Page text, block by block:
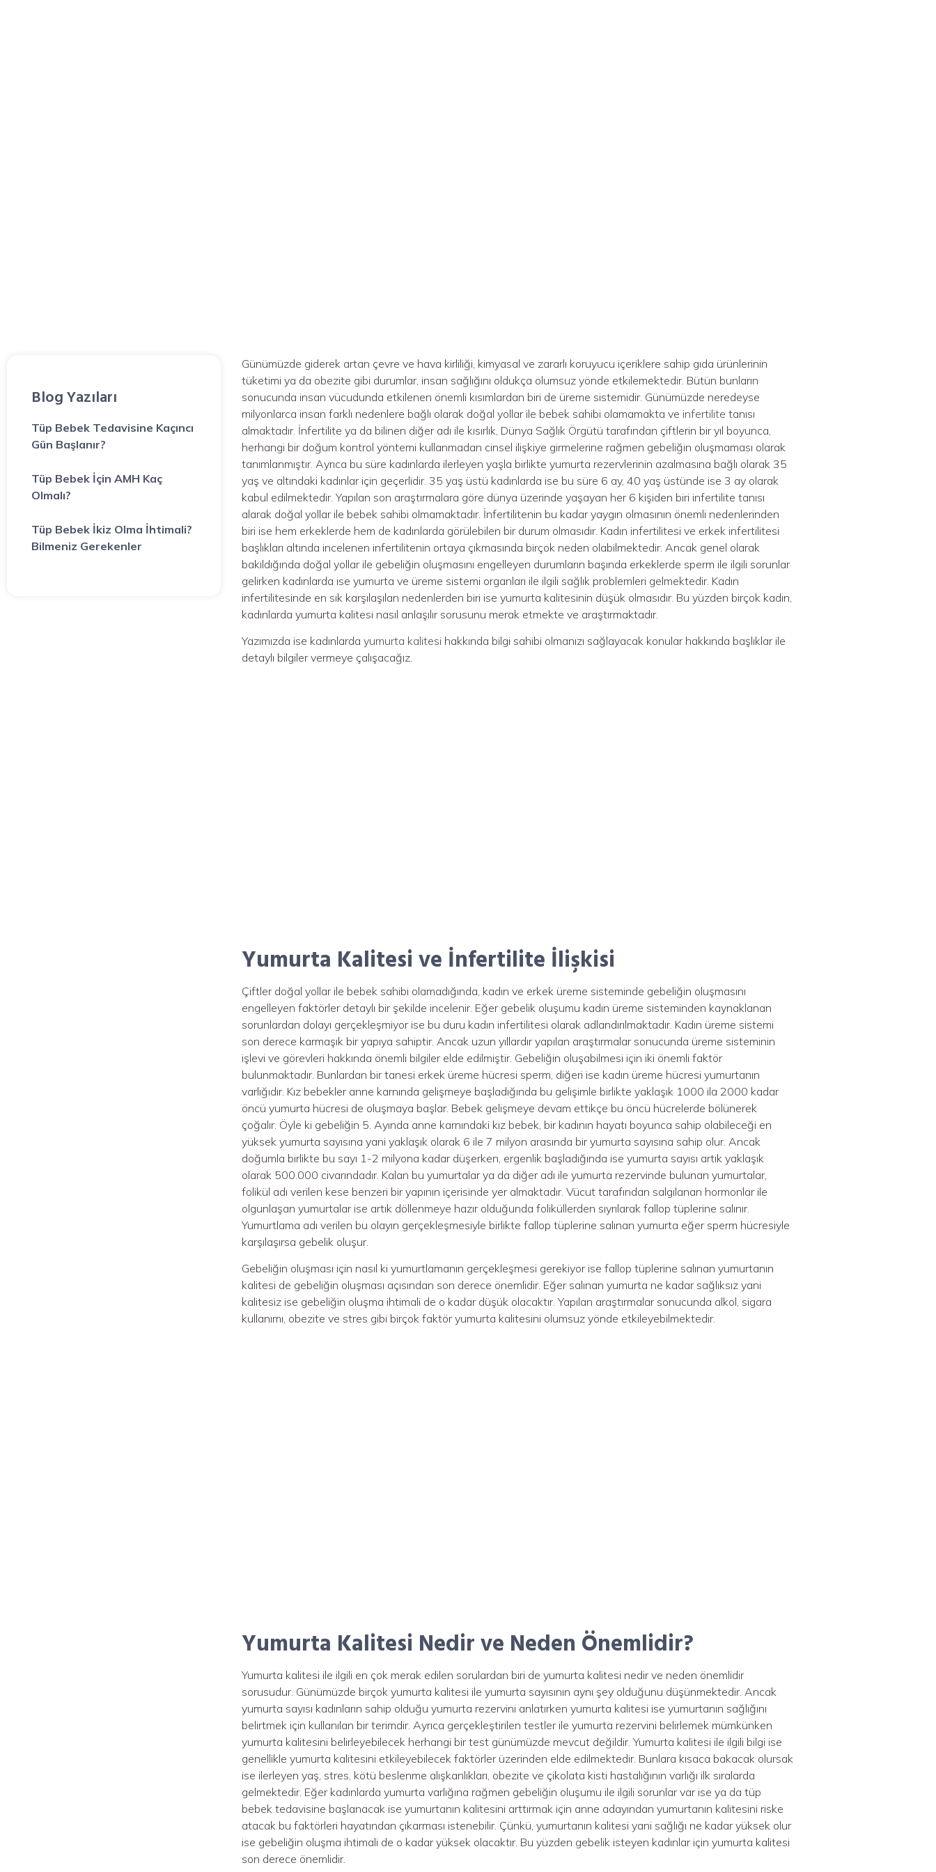
Blog Yazıları
Tüp Bebek Tedavisine Kaçıncı
Gün Başlanır?
Tüp Bebek İçin AMH Kaç
Olmalı?
Tüp Bebek İkiz Olma İhtimali?
Bilmeniz Gerekenler
Günümüzde giderek artan çevre ve hava kirliliği, kimyasal ve zararlı koruyucu içeriklere sahip gıda ürünlerinin
tüketimi ya da obezite gibi durumlar, insan sağlığını oldukça olumsuz yönde etkilemektedir. Bütün bunların
sonucunda insan vücudunda etkilenen önemli kısımlardan biri de üreme sistemidir. Günümüzde neredeyse
milyonlarca insan farklı nedenlere bağlı olarak doğal yollar ile bebek sahibi olamamakta ve infertilite tanısı
almaktadır. İnfertilite ya da bilinen diğer adı ile kısırlık, Dünya Sağlık Örgütü tarafından çiftlerin bir yıl boyunca,
herhangi bir doğum kontrol yöntemi kullanmadan cinsel ilişkiye girmelerine rağmen gebeliğin oluşmaması olarak
tanımlanmıştır. Ayrıca bu süre kadınlarda ilerleyen yaşla birlikte yumurta rezervlerinin azalmasına bağlı olarak 35
yaş ve altındaki kadınlar için geçerlidir. 35 yaş üstü kadınlarda ise bu süre 6 ay, 40 yaş üstünde ise 3 ay olarak
kabul edilmektedir. Yapılan son araştırmalara göre dünya üzerinde yaşayan her 6 kişiden biri infertilite tanısı
alarak doğal yollar ile bebek sahibi olmamaktadır. İnfertilitenin bu kadar yaygın olmasının önemli nedenlerinden
biri ise hem erkeklerde hem de kadınlarda görülebilen bir durum olmasıdır. Kadın infertilitesi ve erkek infertilitesi
başlıkları altında incelenen infertilitenin ortaya çıkmasında birçok neden olabilmektedir. Ancak genel olarak
bakıldığında doğal yollar ile gebeliğin oluşmasını engelleyen durumların başında erkeklerde sperm ile ilgili sorunlar
gelirken kadınlarda ise yumurta ve üreme sistemi organları ile ilgili sağlık problemleri gelmektedir. Kadın
infertilitesinde en sık karşılaşılan nedenlerden biri ise yumurta kalitesinin düşük olmasıdır. Bu yüzden birçok kadın,
kadınlarda yumurta kalitesi nasıl anlaşılır sorusunu merak etmekte ve araştırmaktadır.
Yazımızda ise kadınlarda yumurta kalitesi hakkında bilgi sahibi olmanızı sağlayacak konular hakkında başlıklar ile
detaylı bilgiler vermeye çalışacağız.
Yumurta Kalitesi ve İnfertilite İlişkisi
Çiftler doğal yollar ile bebek sahibi olamadığında, kadın ve erkek üreme sisteminde gebeliğin oluşmasını
engelleyen faktörler detaylı bir şekilde incelenir. Eğer gebelik oluşumu kadın üreme sisteminden kaynaklanan
sorunlardan dolayı gerçekleşmiyor ise bu duru kadın infertilitesi olarak adlandırılmaktadır. Kadın üreme sistemi
son derece karmaşık bir yapıya sahiptir. Ancak uzun yıllardır yapılan araştırmalar sonucunda üreme sisteminin
işlevi ve görevleri hakkında önemli bilgiler elde edilmiştir. Gebeliğin oluşabilmesi için iki önemli faktör
bulunmaktadır. Bunlardan bir tanesi erkek üreme hücresi sperm, diğeri ise kadın üreme hücresi yumurtanın
varlığıdır. Kız bebekler anne karnında gelişmeye başladığında bu gelişimle birlikte yaklaşık 1000 ila 2000 kadar
öncü yumurta hücresi de oluşmaya başlar. Bebek gelişmeye devam ettikçe bu öncü hücrelerde bölünerek
çoğalır. Öyle ki gebeliğin 5. Ayında anne karnındaki kız bebek, bir kadının hayatı boyunca sahip olabileceği en
yüksek yumurta sayısına yani yaklaşık olarak 6 ile 7 milyon arasında bir yumurta sayısına sahip olur. Ancak
doğumla birlikte bu sayı 1-2 milyona kadar düşerken, ergenlik başladığında ise yumurta sayısı artık yaklaşık
olarak 500.000 civarındadır. Kalan bu yumurtalar ya da diğer adı ile yumurta rezervinde bulunan yumurtalar,
folikül adı verilen kese benzeri bir yapının içerisinde yer almaktadır. Vücut tarafından salgılanan hormonlar ile
olgunlaşan yumurtalar ise artık döllenmeye hazır olduğunda foliküllerden sıyrılarak fallop tüplerine salınır.
Yumurtlama adı verilen bu olayın gerçekleşmesiyle birlikte fallop tüplerine salınan yumurta eğer sperm hücresiyle
karşılaşırsa gebelik oluşur.
Gebeliğin oluşması için nasıl ki yumurtlamanın gerçekleşmesi gerekiyor ise fallop tüplerine salınan yumurtanın
kalitesi de gebeliğin oluşması açısından son derece önemlidir. Eğer salınan yumurta ne kadar sağlıksız yani
kalitesiz ise gebeliğin oluşma ihtimali de o kadar düşük olacaktır. Yapılan araştırmalar sonucunda alkol, sigara
kullanımı, obezite ve stres gibi birçok faktör yumurta kalitesini olumsuz yönde etkileyebilmektedir.
Yumurta Kalitesi Nedir ve Neden Önemlidir?
Yumurta kalitesi ile ilgili en çok merak edilen sorulardan biri de yumurta kalitesi nedir ve neden önemlidir
sorusudur. Günümüzde birçok yumurta kalitesi ile yumurta sayısının aynı şey olduğunu düşünmektedir. Ancak
yumurta sayısı kadınların sahip olduğu yumurta rezervini anlatırken yumurta kalitesi ise yumurtanın sağlığını
belirtmek için kullanılan bir terimdir. Ayrıca gerçekleştirilen testler ile yumurta rezervini belirlemek mümkünken
yumurta kalitesini belirleyebilecek herhangi bir test günümüzde mevcut değildir. Yumurta kalitesi ile ilgili bilgi ise
genellikle yumurta kalitesini etkileyebilecek faktörler üzerinden elde edilmektedir. Bunlara kısaca bakacak olursak
ise ilerleyen yaş, stres, kötü beslenme alışkanlıkları, obezite ve çikolata kisti hastalığının varlığı ilk sıralarda
gelmektedir. Eğer kadınlarda yumurta varlığına rağmen gebeliğin oluşumu ile ilgili sorunlar var ise ya da tüp
bebek tedavisine başlanacak ise yumurtanın kalitesini arttırmak için anne adayından yumurtanın kalitesini riske
atacak bu faktörleri hayatından çıkarması istenebilir. Çünkü, yumurtanın kalitesi yani sağlığı ne kadar yüksek olur
ise gebeliğin oluşma ihtimali de o kadar yüksek olacaktır. Bu yüzden gebelik isteyen kadınlar için yumurta kalitesi
son derece önemlidir.